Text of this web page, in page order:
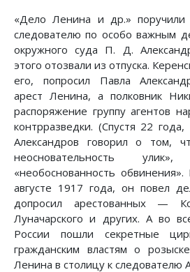
«Дело Ленина и др.»
следователю по особо важным
окружного суда П. Д.
этого отозвали из отпуска.
его, попросил Павла
арест Ленина, а полковник
распоряжение группу агентов
контрразведки. (Спустя 22
Александров говорил о том,
неосновательность
«необоснованность
августе 1917 года, он повел
допросил арестованных —
Луначарского и других. А во
России пошли секретные
гражданским властям о
Ленина в столицу к следователю